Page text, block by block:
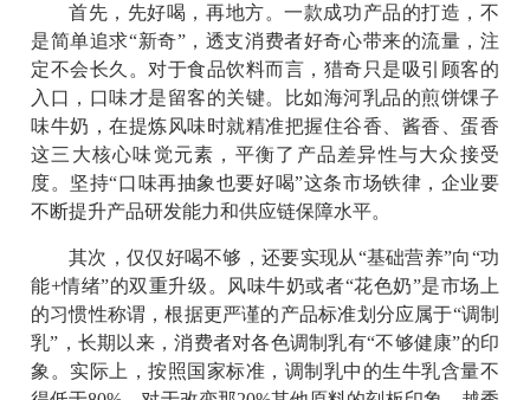
首先，先好喝，再地方。一款成功产品的打造，不
是简单追求“新奇”，透支消费者好奇心带来的流量，注
定不会长久。对于食品饮料而言，猎奇只是吸引顾客的
入口，口味才是留客的关键。比如海河乳品的煎饼馃子
味牛奶，在提炼风味时就精准把握住谷香、酱香、蛋香
这三大核心味觉元素，平衡了产品差异性与大众接受
度。坚持“口味再抽象也要好喝”这条市场铁律，企业要
不断提升产品研发能力和供应链保障水平。
其次，仅仅好喝不够，还要实现从“基础营养”向“功
能+情绪”的双重升级。风味牛奶或者“花色奶”是市场上
的习惯性称谓，根据更严谨的产品标准划分应属于“调制
乳”，长期以来，消费者对各色调制乳有“不够健康”的印
象。实际上，按照国家标准，调制乳中的生牛乳含量不